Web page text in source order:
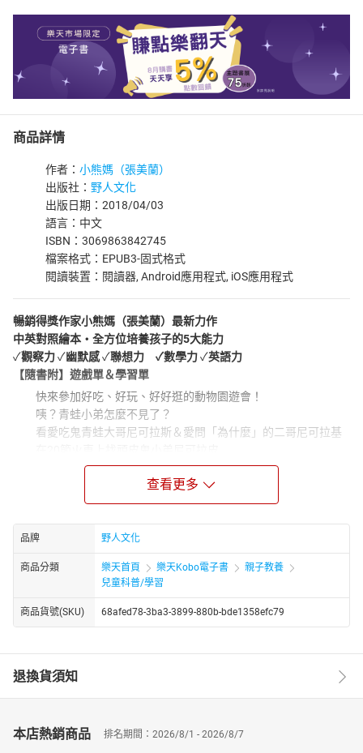
商品詳情
作者： 小熊媽（張美蘭）
出版社： 野人文化
出版日期：2018/04/03
語言：中文
ISBN：3069863842745
檔案格式：EPUB3-固式格式
閱讀裝置：閱讀器, Android應用程式, iOS應用程式
暢銷得獎作家小熊媽（張美蘭）最新力作
中英對照繪本‧全方位培養孩子的5大能力
✓觀察力✓幽默感✓聯想力 ✓數學力✓英語力
【隨書附】遊戲單＆學習單
快來參加好吃、好玩、好好逛的動物園遊會！
咦？青蛙小弟怎麼不見了？
看愛吃鬼青蛙大哥尼可拉斯＆愛問「為什麼」的二哥尼可拉基
看可愛的動物們擺攤，盡顯本事！
企鵝、貓咪、小狗、大貓熊、猴子、
蜘蛛、乳牛、小白兔、長臂猿、熊、
糞金龜、無尾熊、錘頭鯊、
烏龜、穿山甲、豪豬、水獺、大象、八爪章魚、青蛙
猜猜看，20種動物會擺出什麼攤子呢？
找找看，20隻小青蛙躲在哪裡？
各種好吃、好玩的體驗，都在本書
動物「連連看」學習遊戲單
查看更多
品牌 野人文化
商品分類 樂天首頁 樂天Kobo電子書
親子教養
兒童科普/學習
商品貨號(SKU) 68afed78-3ba3-3899-880b-bde1358efc79
退換貨須知
本店熱銷商品 排名期間：2026/8/1 - 2026/8/7